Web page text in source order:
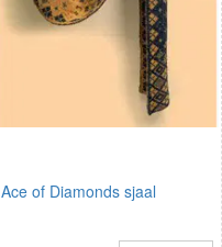
Ace of Diamonds sjaal